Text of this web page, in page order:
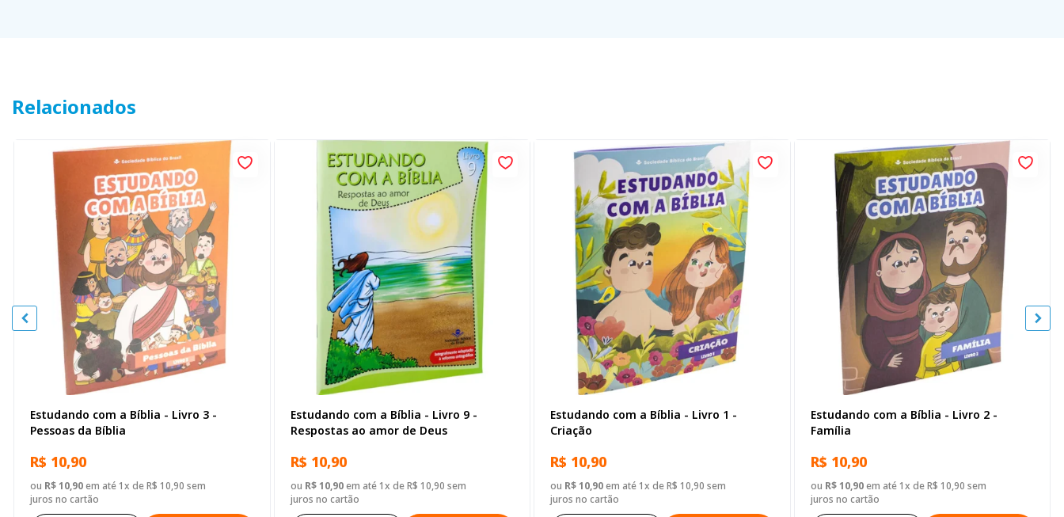
Relacionados
Estudando com a Bíblia - Livro 3 -
Pessoas da Bíblia
R$ 10,90
ou R$ 10,90em até 1x de R$ 10,90 sem
juros no cartão
Estudando com a Bíblia - Livro 9 -
Respostas ao amor de Deus
R$ 10,90
ou R$ 10,90em até 1x de R$ 10,90 sem
juros no cartão
Estudando com a Bíblia - Livro 1 -
Criação
R$ 10,90
ou R$ 10,90em até 1x de R$ 10,90 sem
juros no cartão
Estudando com a Bíblia - Livro 2 -
Família
R$ 10,90
ou R$ 10,90em até 1x de R$ 10,90 sem
juros no cartão